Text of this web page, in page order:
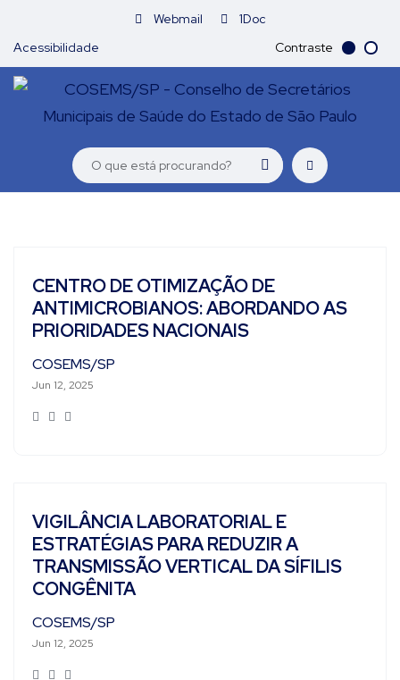
Webmail
1Doc
Acessibilidade
Contraste
CENTRO DE OTIMIZAÇÃO DE
ANTIMICROBIANOS: ABORDANDO AS
PRIORIDADES NACIONAIS
COSEMS/SP
Jun 12, 2025
VIGILÂNCIA LABORATORIAL E
ESTRATÉGIAS PARA REDUZIR A
TRANSMISSÃO VERTICAL DA SÍFILIS
CONGÊNITA
COSEMS/SP
Jun 12, 2025